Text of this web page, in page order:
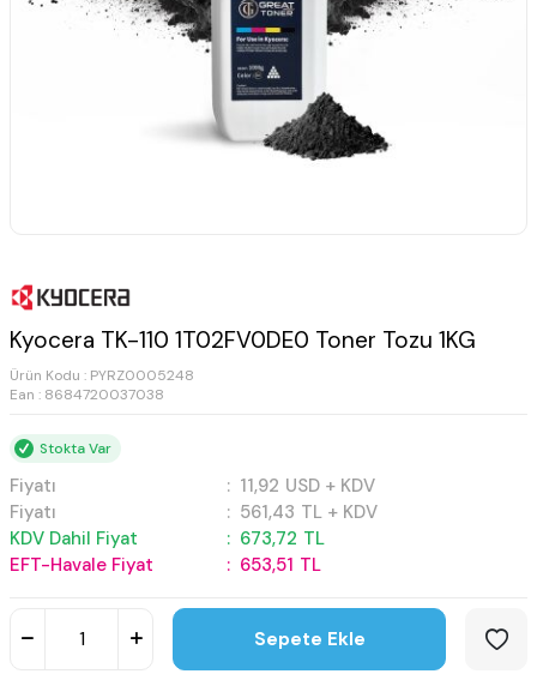
Kyocera TK-110 1T02FV0DE0 Toner Tozu 1KG
Ürün Kodu : PYRZ0005248
Ean : 8684720037038
Stokta Var
Fiyatı : 11,92 USD + KDV
Fiyatı
: 561,43 TL + KDV
KDV Dahil Fiyat
: 673,72 TL
EFT-Havale Fiyat
: 653,51 TL
Sepete Ekle